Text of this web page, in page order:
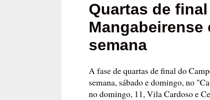
Quartas de
Mangabeirense
semana
A fase de quartas de final do
semana, sábado e domingo, no
no domingo, 11, Vila Cardoso e